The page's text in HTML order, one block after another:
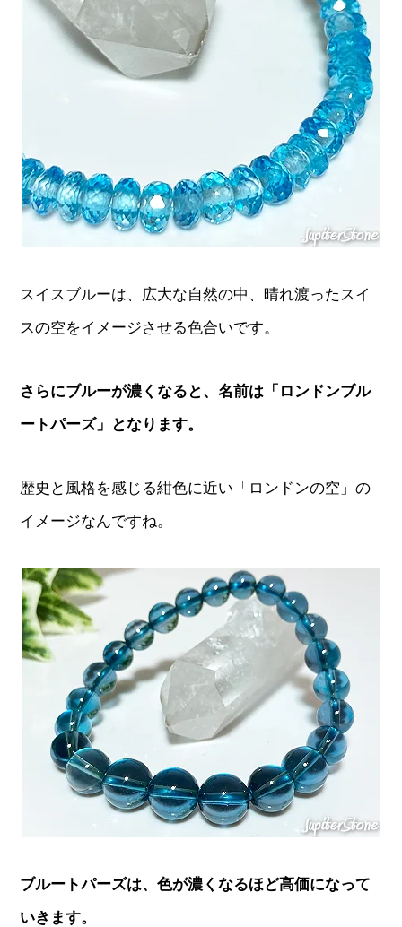
スイスブルーは、広大な自然の中、晴れ渡ったスイ
スの空をイメージさせる色合いです。
さらにブルーが濃くなると、名前は「ロンドンブル
ートパーズ」となります。
歴史と風格を感じる紺色に近い「ロンドンの空」の
イメージなんですね。
ブルートパーズは、色が濃くなるほど高価になって
いきます。